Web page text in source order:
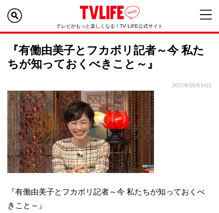
テレビがもっと楽しくなる！TV LIFE公式サイト
『有働由美子とフカボリ記者～今 私た
ちが知っておくべきこと～』
2021年09月14日
『有働由美子とフカボリ記者～今 私たちが知っておくべ
きこと～』